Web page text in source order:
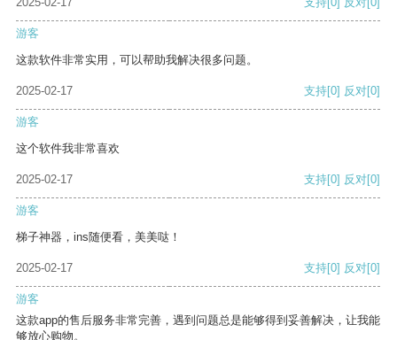
游客
这款软件非常实用，可以帮助我解决很多问题。
2025-02-17 支持[0] 反对[0]
游客
这个软件我非常喜欢
2025-02-17 支持[0] 反对[0]
游客
梯子神器，ins随便看，美美哒！
2025-02-17 支持[0] 反对[0]
游客
这款app的售后服务非常完善，遇到问题总是能够得到妥善解决，让我能
够放心购物。